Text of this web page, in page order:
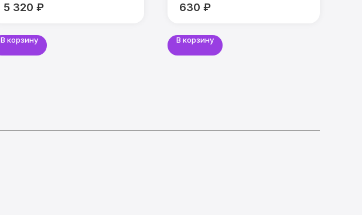
температура света: 4000 К
5 320 ₽
В корзину
630 ₽
В корзину